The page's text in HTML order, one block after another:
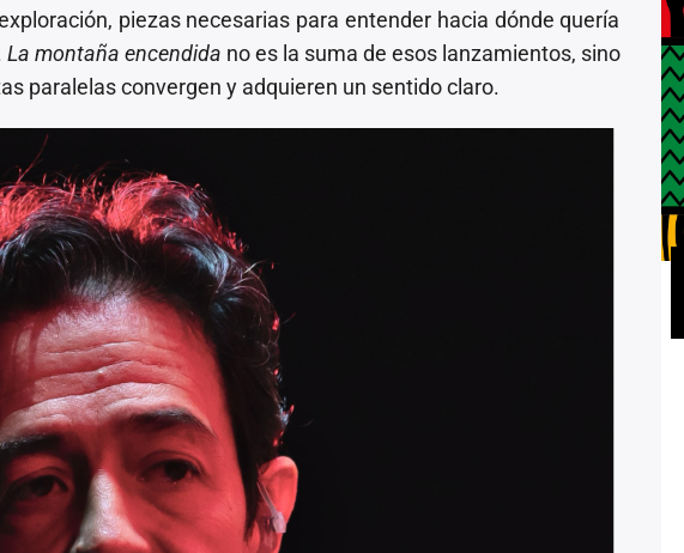
piezas necesarias para entender hacia dónde quería
La montaña encendida no es la suma de esos lanzamientos, sino
paralelas convergen y adquieren un sentido claro.